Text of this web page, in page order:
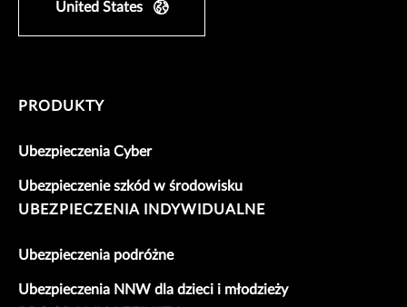
United States
PRODUKTY
Ubezpieczenia Cyber
Ubezpieczenie szkód w środowisku
UBEZPIECZENIA INDYWIDUALNE
Ubezpieczenia podróżne
Ubezpieczenia NNW dla dzieci i młodzieży